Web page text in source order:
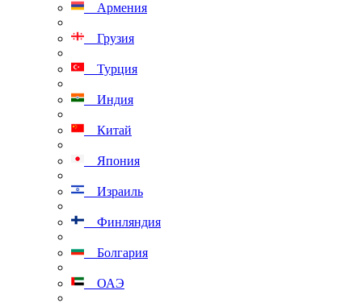
Армения
Грузия
Турция
Индия
Китай
Япония
Израиль
Финляндия
Болгария
ОАЭ